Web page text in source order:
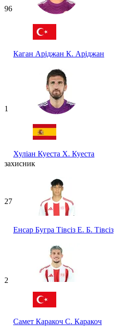
96
Каган Аріджан К. Аріджан
1
Хуліан Куеста Х. Куеста
захисник
27
Енсар Бугра Тівсіз Е. Б. Тівсіз
2
Самет Каракоч С. Каракоч